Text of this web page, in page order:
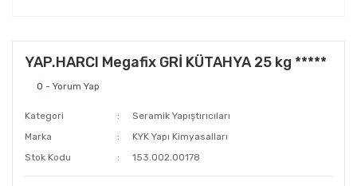
YAP.HARCI Megafix GRİ KÜTAHYA 25 kg *****
0 - Yorum Yap
Kategori
Seramik Yapıştırıcıları
Marka
KYK Yapı Kimyasalları
Stok Kodu
153.002.00178